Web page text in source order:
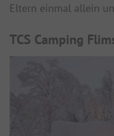
Eltern einmal allein
TCS Camping